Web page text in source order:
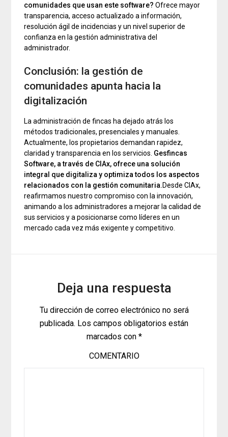
comunidades que usan este software? Ofrece mayor
transparencia, acceso actualizado a información,
resolución ágil de incidencias y un nivel superior de
confianza en la gestión administrativa del
administrador.
Conclusión: la gestión de
comunidades apunta hacia la
digitalización
La administración de fincas ha dejado atrás los
métodos tradicionales, presenciales y manuales.
Actualmente, los propietarios demandan rapidez,
claridad y transparencia en los servicios. Gesfincas
Software, a través de CIAx, ofrece una solución
integral que digitaliza y optimiza todos los aspectos
relacionados con la gestión comunitaria.Desde CIAx,
reafirmamos nuestro compromiso con la innovación,
animando a los administradores a mejorar la calidad de
sus servicios y a posicionarse como líderes en un
mercado cada vez más exigente y competitivo.
Deja una respuesta
Tu dirección de correo electrónico no será
publicada. Los campos obligatorios están
marcados con *
COMENTARIO